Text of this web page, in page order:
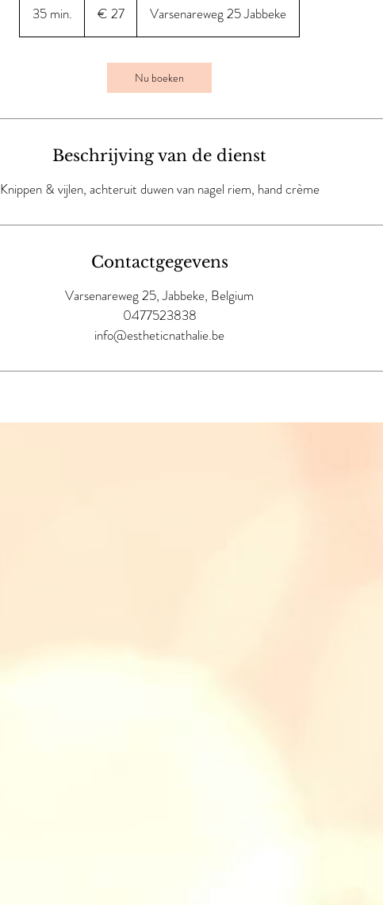
35 min.
5
€ 27 Varsenareweg 25 Jabbeke
Nu boeken
Beschrijving van de dienst
Knippen & vijlen, achteruit duwen van nagel riem, hand crème
Contactgegevens
Varsenareweg 25, Jabbeke, Belgium
0477523838
info@estheticnathalie.be